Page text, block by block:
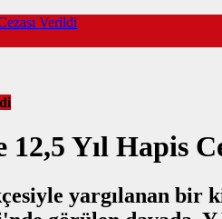
Verildi
Yıl Hapis
yargılanan bir